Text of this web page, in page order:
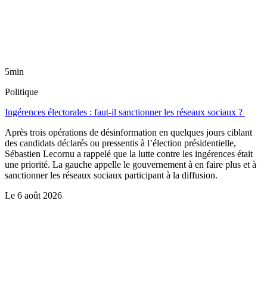
5min
Politique
Ingérences électorales : faut-il sanctionner les réseaux sociaux ?
Après trois opérations de désinformation en quelques jours ciblant
des candidats déclarés ou pressentis à l’élection présidentielle,
Sébastien Lecornu a rappelé que la lutte contre les ingérences était
une priorité. La gauche appelle le gouvernement à en faire plus et à
sanctionner les réseaux sociaux participant à la diffusion.
Le 6 août 2026